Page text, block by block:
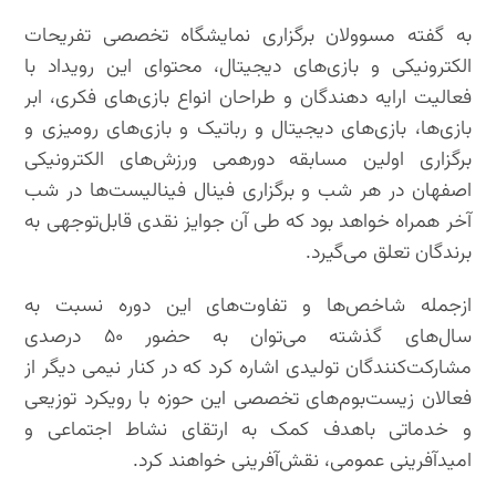
به گفته مسوولان برگزاری نمایشگاه تخصصی تفریحات
الکترونیکی و بازی‌های دیجیتال، محتوای این رویداد با
فعاليت ارایه دهندگان و طراحان انواع بازی‌های فکری، ابر
بازی‌ها، بازی‌های دیجیتال و رباتیک و بازی‌های رومیزی و
برگزاری اولین مسابقه دورهمی ورزش‌های الکترونیکی
اصفهان در هر شب و برگزاری فینال فینالیست‌ها در شب
آخر همراه خواهد بود که طی آن جوایز نقدی قابل‌توجهی به
برندگان تعلق می‌گیرد.
ازجمله شاخص‌ها و تفاوت‌های این دوره نسبت به
سال‌های گذشته می‌توان به حضور ۵۰ درصدی
مشارکت‌کنندگان تولیدی اشاره کرد که در کنار نیمی دیگر از
فعالان زیست‌بوم‌های تخصصی این حوزه با رویکرد توزیعی
و خدماتی باهدف کمک به ارتقای نشاط اجتماعی و
امیدآفرینی عمومی، نقش‌آفرینی خواهند کرد.